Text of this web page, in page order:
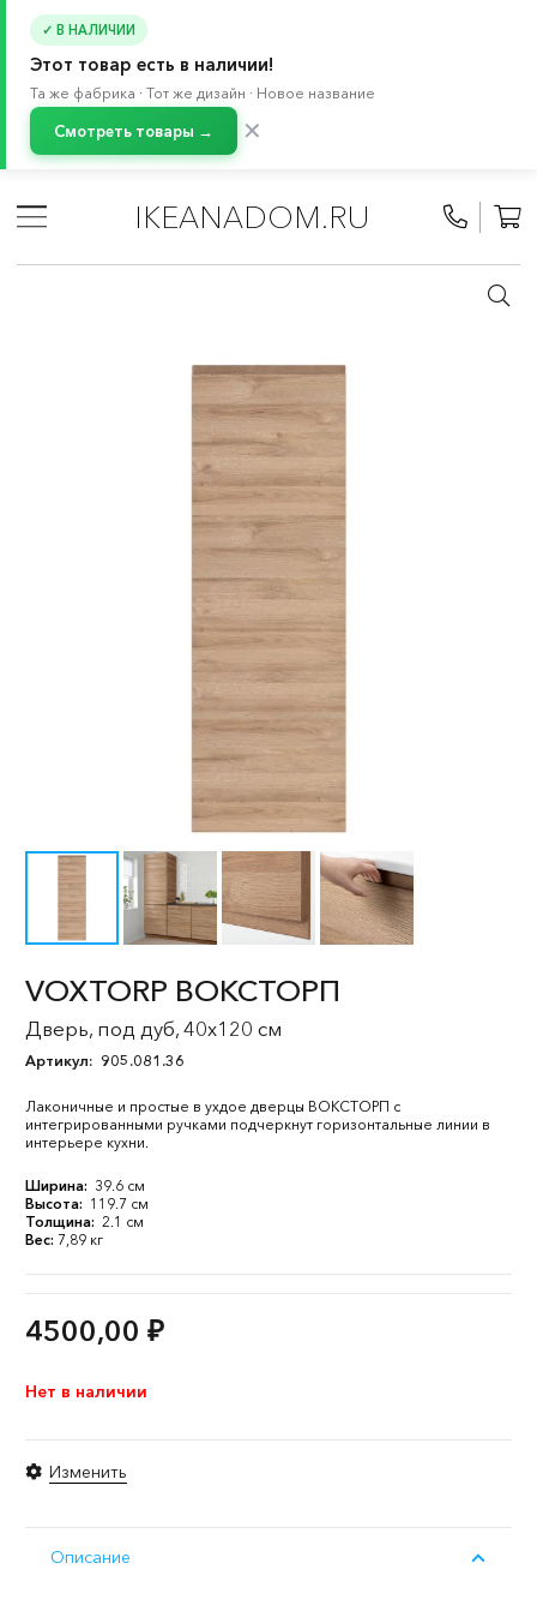
✓ В НАЛИЧИИ
Этот товар есть в наличии!
Та же фабрика · Тот же дизайн · Новое название
Смотреть товары → ✕
IKEANADOM.RU
Модульные кухни МЕТОД
/ Все компоненты МЕТОД
Фасады МЕТОД
VOXTORP ВОКСТОРП
Дверь, под дуб, 40x120 см
Артикул: 905.081.36
Лаконичные и простые в ухдое дверцы ВОКСТОРП с
интегрированными ручками подчеркнут горизонтальные линии в
интерьере кухни.
Ширина: 39.6 см
Высота: 119.7 см
Толщина: 2.1 см
Вес: 7,89 кг
4500,00 ₽
Нет в наличии
Изменить
Описание